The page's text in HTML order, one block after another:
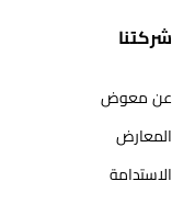
شركتنا
عن معوض
المعارض
الاستدامة